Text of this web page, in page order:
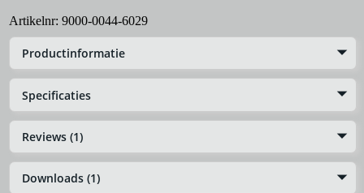
Artikelnr: 9000-0044-6029
Productinformatie
Specificaties
Reviews (1)
Downloads (1)